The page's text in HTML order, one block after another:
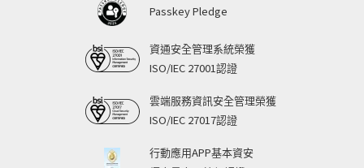
Passkey Pledge
資通安全管理系統榮獲
ISO/IEC 27001認證
雲端服務資訊安全管理榮獲
ISO/IEC 27017認證
行動應用APP基本資安